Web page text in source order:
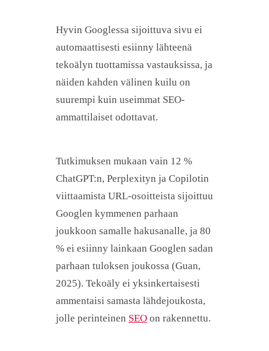
Hyvin Googlessa sijoittuva sivu ei
automaattisesti esiinny lähteenä
tekoälyn tuottamissa vastauksissa, ja
näiden kahden välinen kuilu on
suurempi kuin useimmat SEO-
ammattilaiset odottavat.
Tutkimuksen mukaan vain 12 %
ChatGPT:n, Perplexityn ja Copilotin
viittaamista URL-osoitteista sijoittuu
Googlen kymmenen parhaan
joukkoon samalle hakusanalle, ja 80
% ei esiinny lainkaan Googlen sadan
parhaan tuloksen joukossa (Guan,
2025). Tekoäly ei yksinkertaisesti
ammentaisi samasta lähdejoukosta,
jolle perinteinen SEO on rakennettu.